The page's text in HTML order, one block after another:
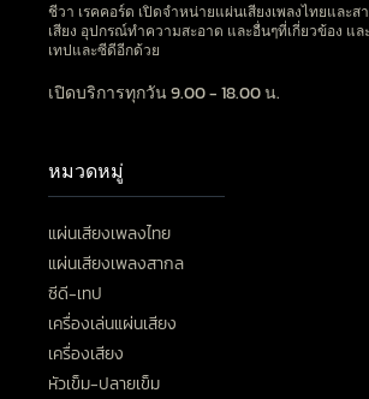
ชีวา เรคคอร์ด เปิดจำหน่ายแผ่นเสียงเพลงไทยและส
เสียง อุปกรณ์ทำความสะอาด และอื่นๆที่เกี่ยวข้อง แล
เทปและซีดีอีกด้วย
เปิดบริการทุกวัน 9.00 - 18.00 น.
หมวดหมู่
แผ่นเสียงเพลงไทย
แผ่นเสียงเพลงสากล
ซีดี-เทป
เครื่องเล่นแผ่นเสียง
เครื่องเสียง
หัวเข็ม-ปลายเข็ม